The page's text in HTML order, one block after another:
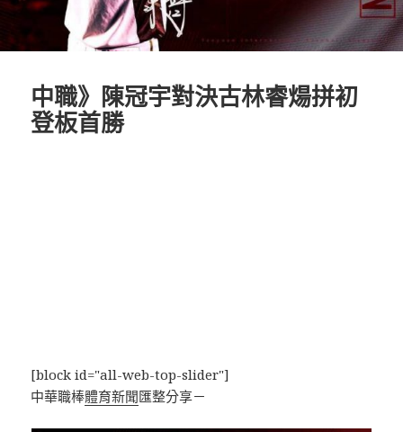
中職》陳冠宇對決古林睿煬拼初
登板首勝
[block id="all-web-top-slider"]
中華職棒體育新聞匯整分享－